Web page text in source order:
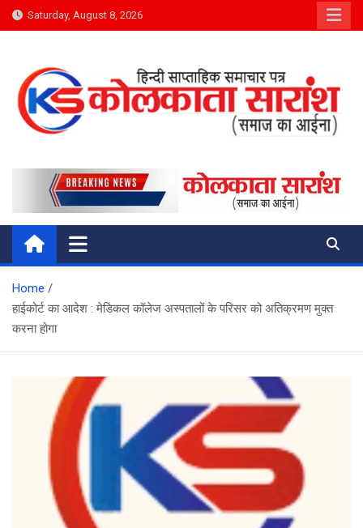
Skip
to
Saturday, August 8, 2026
Kolkata Saransh News
समाज का आईना
Home
हाईकोर्ट का आदेश : मेडिकल कॉलेज अस्पतालों के परिसर को अतिक्रमण मुक्त
करना होगा